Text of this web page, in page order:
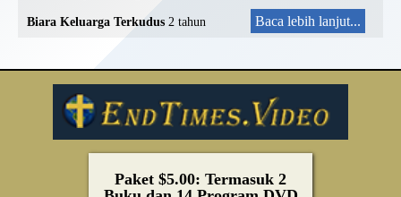
Biara Keluarga Terkudus 2 tahun Baca lebih lanjut...
Paket $5.00: Termasuk 2